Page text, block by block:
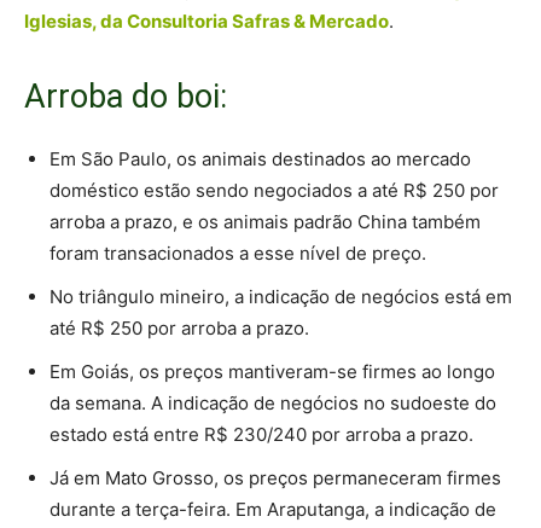
Iglesias, da Consultoria Safras & Mercado.
Arroba do boi:
Em São Paulo, os animais destinados ao mercado
doméstico estão sendo negociados a até R$ 250 por
arroba a prazo, e os animais padrão China também
foram transacionados a esse nível de preço.
No triângulo mineiro, a indicação de negócios está em
até R$ 250 por arroba a prazo.
Em Goiás, os preços mantiveram-se firmes ao longo
da semana. A indicação de negócios no sudoeste do
estado está entre R$ 230/240 por arroba a prazo.
Já em Mato Grosso, os preços permaneceram firmes
durante a terça-feira. Em Araputanga, a indicação de